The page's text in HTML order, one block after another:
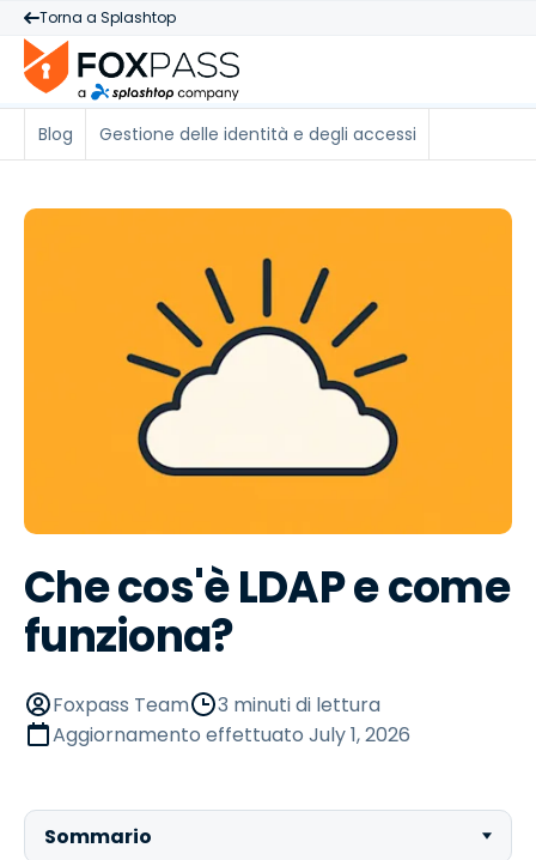
Torna a Splashtop
Blog Gestione delle identità e degli accessi
Che cos'è LDAP e come
funziona?
Foxpass Team
3 minuti di lettura
Aggiornamento effettuato July 1, 2026
Sommario